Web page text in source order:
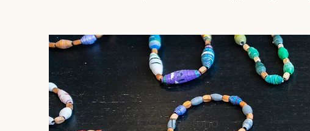
Teléfono